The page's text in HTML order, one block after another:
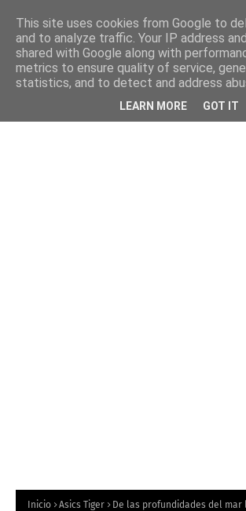
Inicio Asics Tiger
De las profundidades del mar
This site uses cookies from Google to
and to analyze traffic. Your IP address
shared with Google along with
metrics to ensure quality of service,
statistics, and to detect and address
LEARN MORE GOT IT